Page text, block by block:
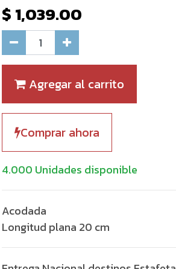
$1,039.00
Agregar al carrito
Comprar ahora
4.000 Unidades disponible
Acodada
Longitud plana 20 cm